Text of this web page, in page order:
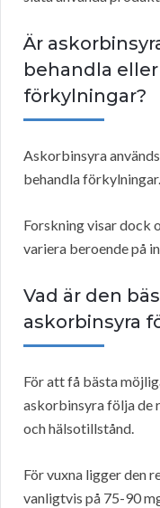
Är
behandla
förkylningar?
Askorbinsyra
behandla förkylningar.
Forskning visar dock
variera beroende på
Vad är den
askorbinsyra
För att få bästa
askorbinsyra följa de
och hälsotillstånd.
För vuxna ligger den
vanligtvis på 75-90